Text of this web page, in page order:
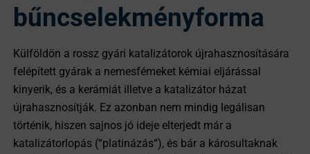
bűncselekményforma
Külföldön a rossz gyári katalizátorok újrahasznosítására
felépített gyárak a nemesfémeket kémiai eljárással
kinyerik, és a kerámiát illetve a katalizátor házat
újrahasznosítják. Ez azonban nem mindig legálisan
történik, hiszen sajnos jó ideje elterjedt már a
katalizátorlopás (“platinázás“), és bár a károsultaknak